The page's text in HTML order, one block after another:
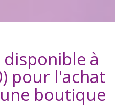
à
pour l'achat
une boutique